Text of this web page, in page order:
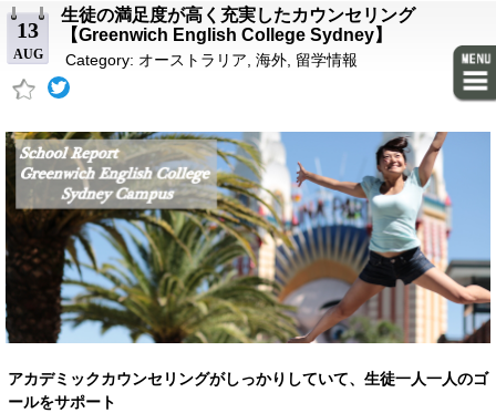
13
AUG
生徒の満足度が高く充実したカウンセリング
【Greenwich English College Sydney】
Category: オーストラリア 海外 留学情報
アカデミックカウンセリングがしっかりしていて、生徒一人一人のゴ
ールをサポート